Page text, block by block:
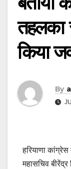
तहलका
किया
By
हरियाणा
महासचिव